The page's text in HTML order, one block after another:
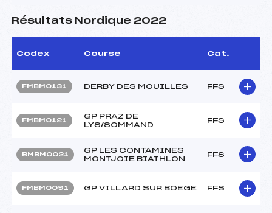
Résultats Nordique 2022
Codex Course Cat.
FMBM0131 DERBY DES MOUILLES FFS
FMBM0121
GP PRAZ DE
LYS/SOMMAND
FFS
BMBM0021
GP LES CONTAMINES
MONTJOIE BIATHLON
FFS
FMBM0091 GP VILLARD SUR BOEGE FFS